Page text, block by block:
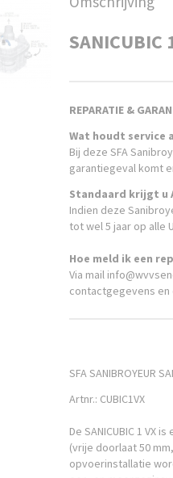
SANICUBIC
REPARATIE &
Wat houdt service
Bij deze SFA
garantiegeval komt
Standaard krijgt u
Indien deze
tot wel 5 jaar op alle
Hoe meld ik een
Via mail
contactgegevens en
SFA SANIBROYEUR
Artnr.: CUBIC1VX
De SANICUBIC 1
(vrije doorlaat 50
opvoerinstallatie